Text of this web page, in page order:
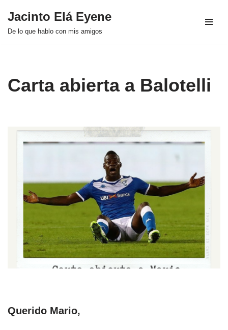
Saltar
Jacinto Elá Eyene
De lo que hablo con mis amigos
Carta abierta a Balotelli
Querido Mario,